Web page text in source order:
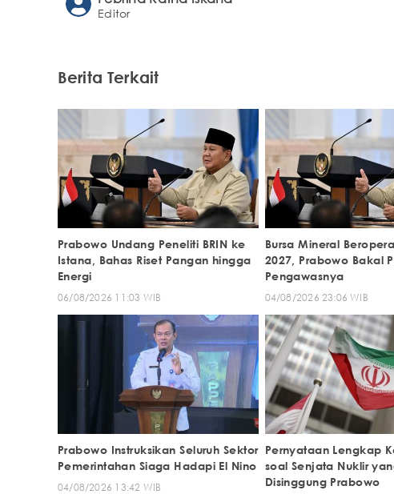
Editor
Berita Terkait
Prabowo Undang Peneliti BRIN ke
Istana, Bahas Riset Pangan hingga
Energi
06/08/2026 11:03 WIB
Bursa Mineral
2027, Prabowo Bakal
Pengawasnya
04/08/2026 23:06 WIB
Prabowo Instruksikan Seluruh Sektor
Pemerintahan Siaga Hadapi El Nino
04/08/2026 13:42 WIB
Pernyataan Lengkap
soal Senjata Nuklir
Disinggung Prabowo